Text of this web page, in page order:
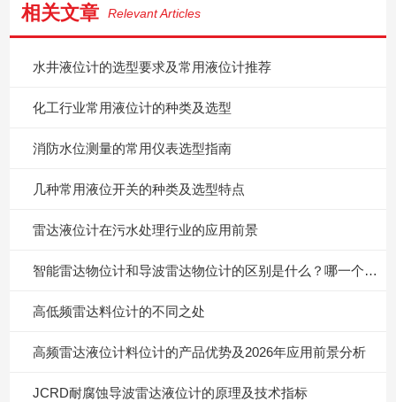
相关文章 Relevant Articles
水井液位计的选型要求及常用液位计推荐
化工行业常用液位计的种类及选型
消防水位测量的常用仪表选型指南
几种常用液位开关的种类及选型特点
雷达液位计在污水处理行业的应用前景
智能雷达物位计和导波雷达物位计的区别是什么？哪一个更好？
高低频雷达料位计的不同之处
高频雷达液位计料位计的产品优势及2026年应用前景分析
JCRD耐腐蚀导波雷达液位计的原理及技术指标